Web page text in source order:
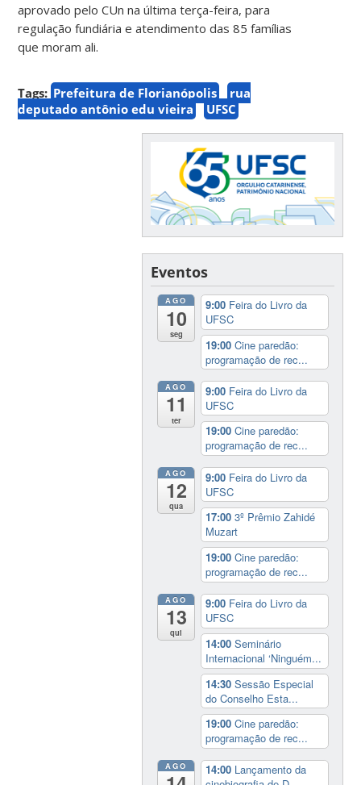
aprovado pelo CUn na última terça-feira, para
regulação fundiária e atendimento das 85 famílias
que moram ali.
Tags: Prefeitura de Florianópolis
rua
deputado antônio edu vieira
UFSC
Eventos
AGO
10
seg
9:00 Feira do Livro da
UFSC
19:00Cine paredão:
programação de rec...
AGO
11
ter
9:00 Feira do Livro da
UFSC
19:00Cine paredão:
programação de rec...
AGO
12
qua
9:00 Feira do Livro da
UFSC
17:003º Prêmio Zahidé
Muzart
19:00Cine paredão:
programação de rec...
AGO
13
qui
9:00 Feira do Livro da
UFSC
14:00Seminário
Internacional ‘Ninguém...
14:30Sessão Especial
do Conselho Esta...
19:00Cine paredão:
programação de rec...
AGO 14:00 Lançamento da